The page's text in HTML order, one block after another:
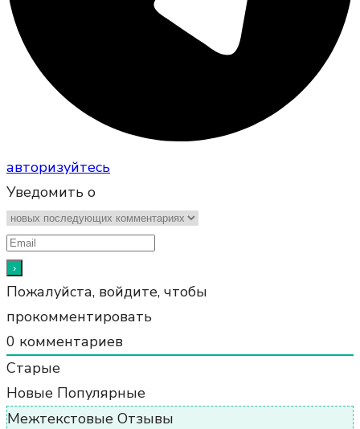
авторизуйтесь
Уведомить о
Пожалуйста, войдите, чтобы
прокомментировать
0 комментариев
Старые
Новые Популярные
Межтекстовые Отзывы